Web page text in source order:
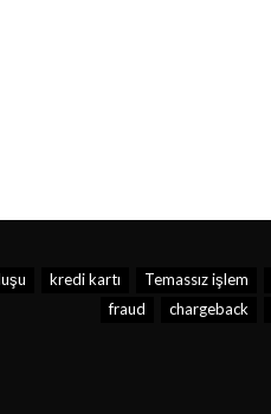
kredi kartı Temassız işlem
fraud
chargeback